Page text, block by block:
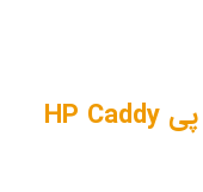
کدی 3.5 اینچی هارد سرور اچ پی HP Caddy